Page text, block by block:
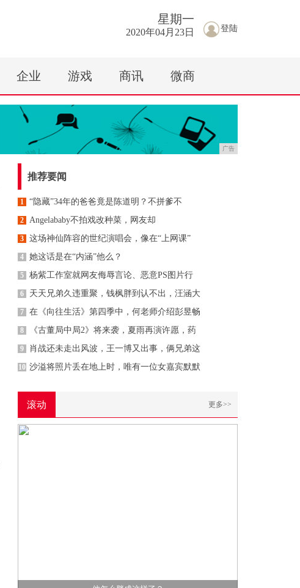
登陆
星期一
2020年04月23日
企业 游戏 商讯 微商
广告
推荐要闻
1 “隐藏”34年的爸爸竟是陈道明？不拼爹不
2 Angelababy不拍戏改种菜，网友却
3 这场神仙阵容的世纪演唱会，像在“上网课”
4 她这话是在“内涵”他么？
5 杨紫工作室就网友侮辱言论、恶意PS图片行
6 天天兄弟久违重聚，钱枫胖到认不出，汪涵大
7 在《向往生活》第四季中，何老师介绍彭昱畅
8 《古董局中局2》将来袭，夏雨再演许愿，药
9 肖战还未走出风波，王一博又出事，俩兄弟这
10 沙溢将照片丢在地上时，唯有一位女嘉宾默默
滚动 更多>>